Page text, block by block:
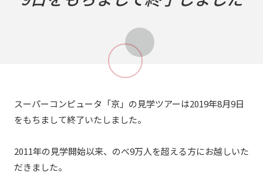
スーパーコンピュータ「京」の見学ツアーは2019年8月9日
をもちまして終了いたしました。
2011年の見学開始以来、のべ9万人を超える方にお越しいた
だきました。